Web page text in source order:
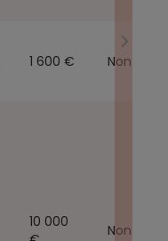
1 600 € Non
10 000
Non